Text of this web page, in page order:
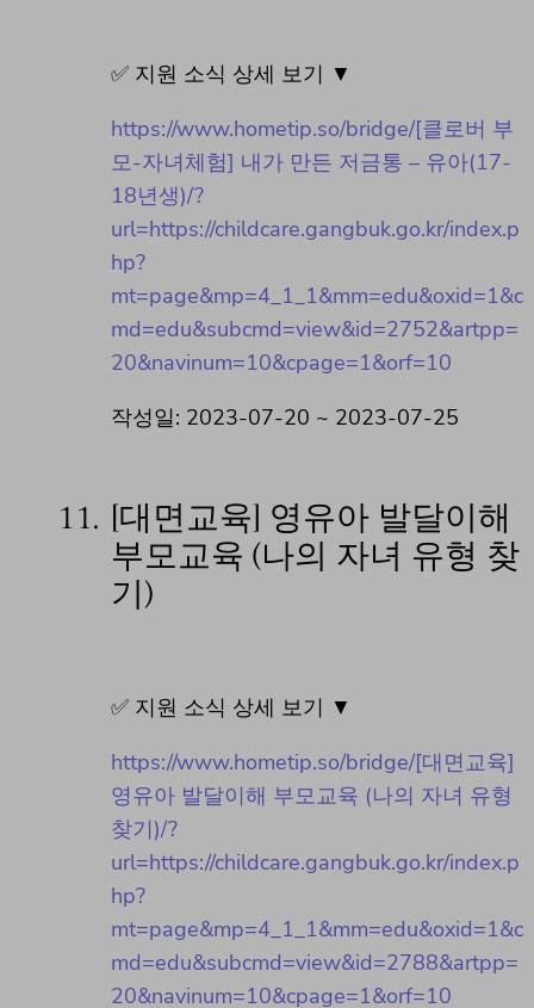
✅ 지원 소식 상세 보기 ▼
https://www.hometip.so/bridge/[클로버 부
모-자녀체험] 내가 만든 저금통 – 유아(17-
18년생)/?
url=https://childcare.gangbuk.go.kr/index.p
hp?
mt=page&mp=4_1_1&mm=edu&oxid=1&c
md=edu&subcmd=view&id=2752&artpp=
20&navinum=10&cpage=1&orf=10
작성일: 2023-07-20 ~ 2023-07-25
11. [대면교육] 영유아 발달이해
부모교육 (나의 자녀 유형 찾
기)
✅ 지원 소식 상세 보기 ▼
https://www.hometip.so/bridge/[대면교육]
영유아 발달이해 부모교육 (나의 자녀 유형
찾기)/?
url=https://childcare.gangbuk.go.kr/index.p
hp?
mt=page&mp=4_1_1&mm=edu&oxid=1&c
md=edu&subcmd=view&id=2788&artpp=
20&navinum=10&cpage=1&orf=10